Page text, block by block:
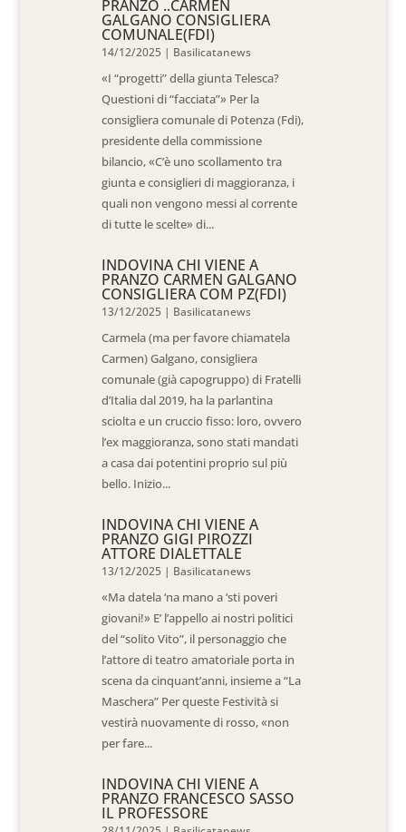
PRANZO ..CARMEN
GALGANO CONSIGLIERA
COMUNALE(FDI)
14/12/2025 | Basilicatanews
«I “progetti” della giunta Telesca?
Questioni di “facciata”» Per la
consigliera comunale di Potenza (Fdi),
presidente della commissione
bilancio, «C’è uno scollamento tra
giunta e consiglieri di maggioranza, i
quali non vengono messi al corrente
di tutte le scelte» di...
INDOVINA CHI VIENE A
PRANZO CARMEN GALGANO
CONSIGLIERA COM PZ(FDI)
13/12/2025 | Basilicatanews
Carmela (ma per favore chiamatela
Carmen) Galgano, consigliera
comunale (già capogruppo) di Fratelli
d’Italia dal 2019, ha la parlantina
sciolta e un cruccio fisso: loro, ovvero
l’ex maggioranza, sono stati mandati
a casa dai potentini proprio sul più
bello. Inizio...
INDOVINA CHI VIENE A
PRANZO GIGI PIROZZI
ATTORE DIALETTALE
13/12/2025 | Basilicatanews
«Ma datela ‘na mano a ‘sti poveri
giovani!» E’ l’appello ai nostri politici
del “solito Vito”, il personaggio che
l’attore di teatro amatoriale porta in
scena da cinquant’anni, insieme a “La
Maschera” Per queste Festività si
vestirà nuovamente di rosso, «non
per fare...
INDOVINA CHI VIENE A
PRANZO FRANCESCO SASSO
IL PROFESSORE